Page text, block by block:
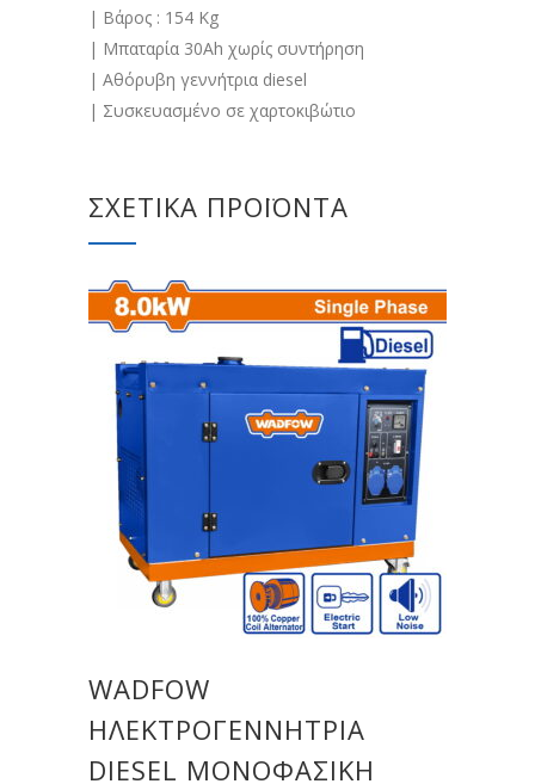
| Bάρος : 154 Κg
| Μπαταρία 30Ah χωρίς συντήρηση
| Αθόρυβη γεννήτρια diesel
| Συσκευασμένο σε χαρτοκιβώτιο
ΣΧΕΤΙΚΆ ΠΡΟΪΌΝΤΑ
WADFOW
ΗΛΕΚΤΡΟΓΕΝΝΗΤΡΙΑ
DIESEL ΜΟΝΟΦΑΣΙΚΗ